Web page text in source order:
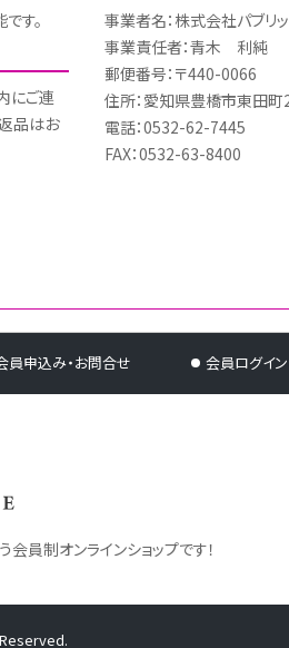
す。
にご連
品はお
事業者名：株式会社パブリ
事業責任者：青木 利純
郵便番号：〒440-0066
住所：愛知県豊橋市東田
電話：0532-62-7445
FAX：0532-63-8400
員申込み・お問合せ 会員ログイン
員制オンラインショップです！